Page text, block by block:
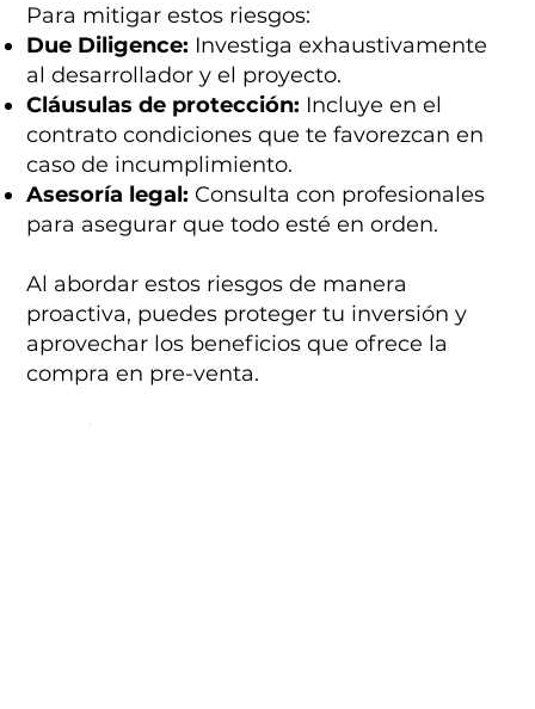
Para mitigar estos riesgos:
Due Diligence: Investiga exhaustivamente
al desarrollador y el proyecto.
Cláusulas de protección: Incluye en el
contrato condiciones que te favorezcan en
caso de incumplimiento.
Asesoría legal: Consulta con profesionales
para asegurar que todo esté en orden.
Al abordar estos riesgos de manera
proactiva, puedes proteger tu inversión y
aprovechar los beneficios que ofrece la
compra en pre-venta.